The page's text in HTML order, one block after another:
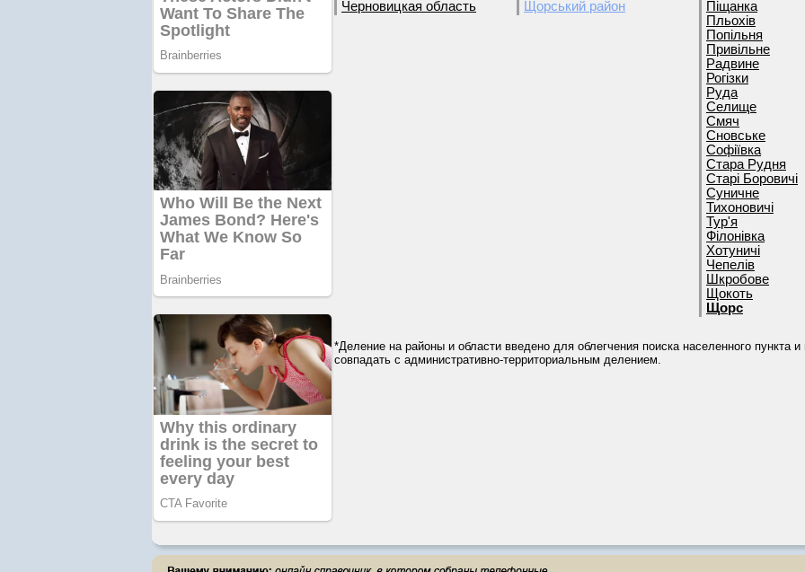
Черновицкая область
Щорський район
Піщанка
Пльохів
Попільня
Привільне
Радвине
Рогізки
Руда
Селище
Смяч
Сновське
Софіївка
Стара Рудня
Старі Боровичі
Суничне
Тихоновичі
Тур'я
Філонівка
Хотуничі
Чепелів
Шкробове
Щокоть
Щорс
*Деление на районы и области введено для облегчения поиска населенного пункта
совпадать с административно-территориальным делением.